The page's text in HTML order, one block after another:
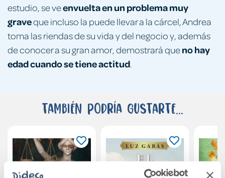
estudio, se veenvuelta en un problema muy
graveque incluso la puede llevar a la cárcel, Andrea
toma las riendas de su vida y del negocio y, además
de conocer a su gran amor, demostrará queno hay
edad cuando se tiene actitud.
También podría gustarte...